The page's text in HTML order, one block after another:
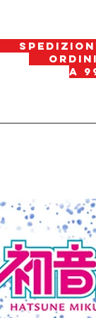
ordini
a